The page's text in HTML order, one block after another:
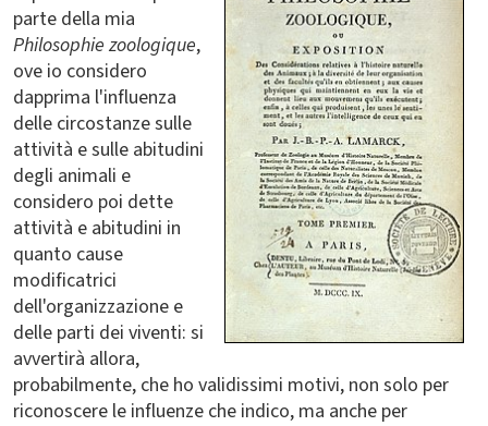
parte della mia
Philosophie zoologique,
ove io considero
dapprima l'influenza
delle circostanze sulle
attività e sulle abitudini
degli animali e
considero poi dette
attività e abitudini in
quanto cause
modificatrici
dell'organizzazione e
delle parti dei viventi: si
avvertirà allora,
probabilmente, che ho validissimi motivi, non solo per
riconoscere le influenze che indico, ma anche per